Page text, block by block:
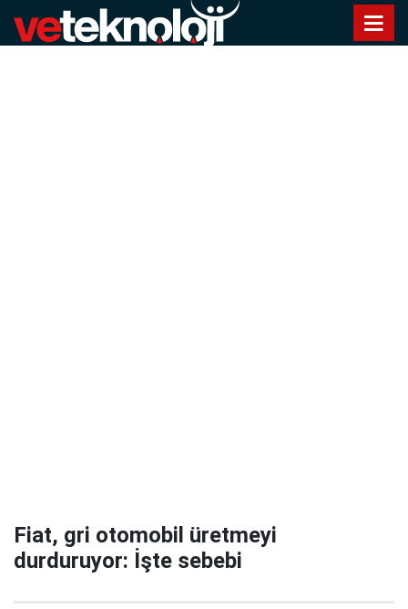
Fiat, gri otomobil üretmeyi
durduruyor: İşte sebebi